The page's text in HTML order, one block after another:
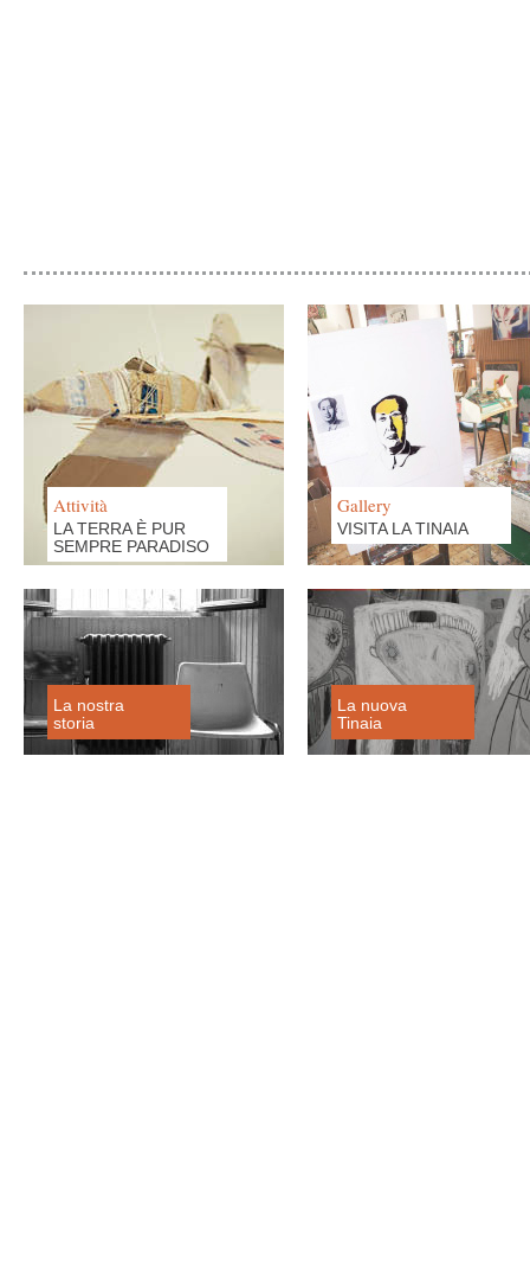
Attività
LA TERRA È PUR
SEMPRE PARADISO
Gallery
VISITA LA TINAIA
La nostra
storia
La nuova
Tinaia